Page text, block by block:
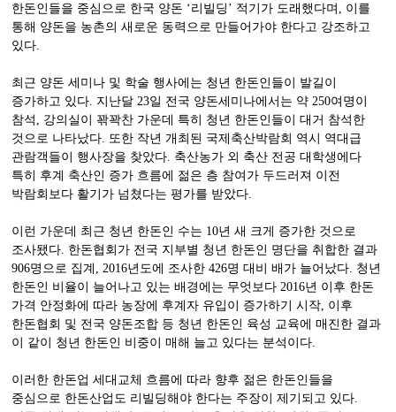
한돈인들을 중심으로 한국 양돈 ‘리빌딩’ 적기가 도래했다며, 이를
통해 양돈을 농촌의 새로운 동력으로 만들어가야 한다고 강조하고
있다.
최근 양돈 세미나 및 학술 행사에는 청년 한돈인들이 발길이
증가하고 있다. 지난달 23일 전국 양돈세미나에서는 약 250여명이
참석, 강의실이 꽊꽉찬 가운데 특히 청년 한돈인들이 대거 참석한
것으로 나타났다. 또한 작년 개최된 국제축산박람회 역시 역대급
관람객들이 행사장을 찾았다. 축산농가 외 축산 전공 대학생에다
특히 후계 축산인 증가 흐름에 젊은 층 참여가 두드러져 이전
박람회보다 활기가 넘쳤다는 평가를 받았다.
이런 가운데 최근 청년 한돈인 수는 10년 새 크게 증가한 것으로
조사됐다. 한돈협회가 전국 지부별 청년 한돈인 명단을 취합한 결과
906명으로 집계, 2016년도에 조사한 426명 대비 배가 늘어났다. 청년
한돈인 비율이 늘어나고 있는 배경에는 무엇보다 2016년 이후 한돈
가격 안정화에 따라 농장에 후계자 유입이 증가하기 시작, 이후
한돈협회 및 전국 양돈조합 등 청년 한돈인 육성 교육에 매진한 결과
이 같이 청년 한돈인 비중이 매해 늘고 있다는 분석이다.
이러한 한돈업 세대교체 흐름에 따라 향후 젊은 한돈인들을
중심으로 한돈산업도 리빌딩해야 한다는 주장이 제기되고 있다.